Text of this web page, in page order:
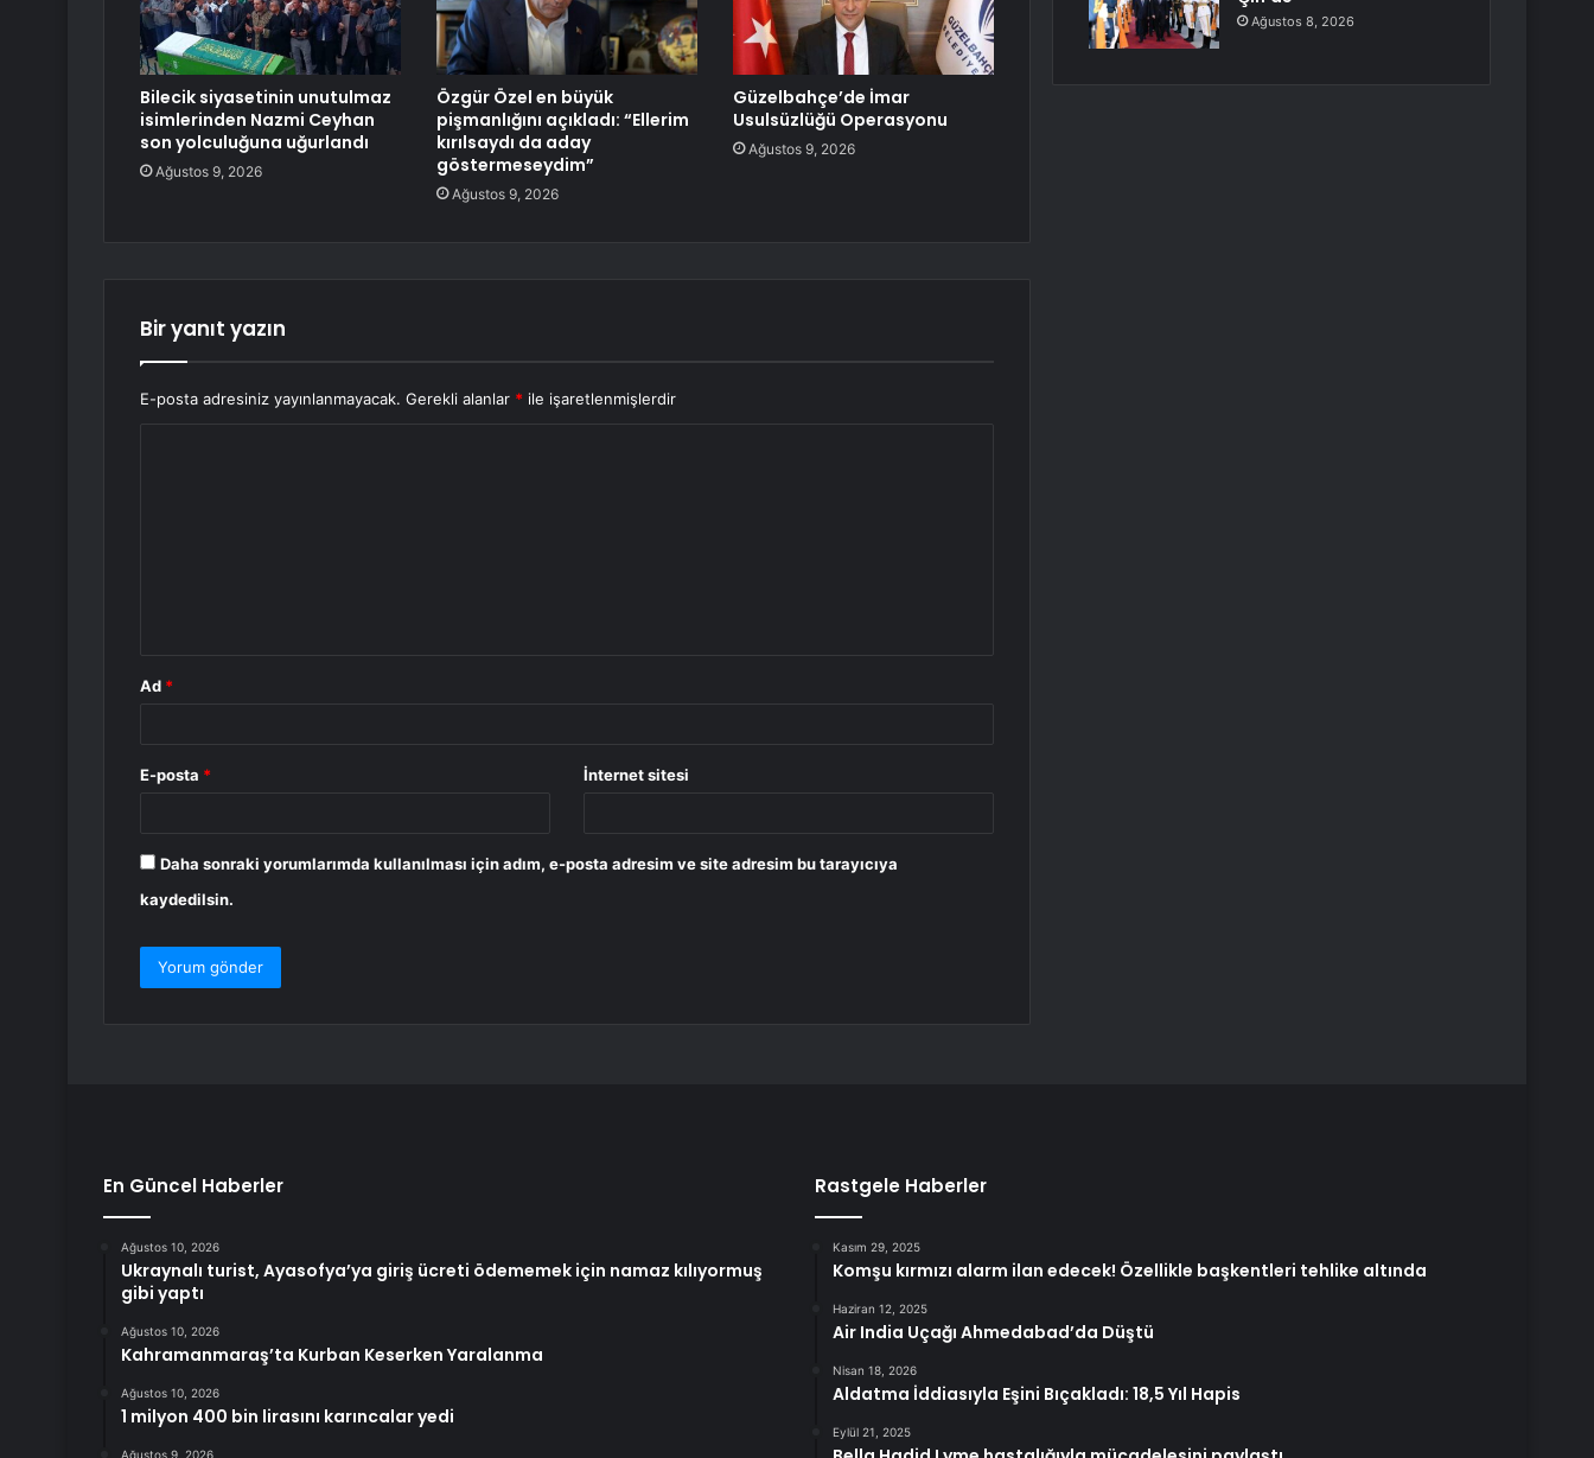
Bilecik siyasetinin unutulmaz
isimlerinden Nazmi Ceyhan
son yolculuğuna uğurlandı
Ağustos 9, 2026
Özgür Özel en büyük
pişmanlığını açıkladı: “Ellerim
kırılsaydı da aday
göstermeseydim”
Ağustos 9, 2026
Güzelbahçe’de İmar
Usulsüzlüğü Operasyonu
Ağustos 9, 2026
Bir yanıt yazın
E-posta adresiniz yayınlanmayacak. Gerekli alanlar * ile işaretlenmişlerdir
Ad *
E-posta * İnternet sitesi
Daha sonraki yorumlarımda kullanılması için adım, e-posta adresim ve site adresim bu tarayıcıya
kaydedilsin.
Ağustos 8, 2026
En Güncel Haberler
Ağustos 10, 2026
Ukraynalı turist, Ayasofya’ya giriş ücreti ödememek için namaz kılıyormuş
gibi yaptı
Ağustos 10, 2026
Kahramanmaraş’ta Kurban Keserken Yaralanma
Ağustos 10, 2026
1 milyon 400 bin lirasını karıncalar yedi
Ağustos 9, 2026
Rastgele Haberler
Kasım 29, 2025
Komşu kırmızı alarm ilan edecek! Özellikle başkentleri tehlike altında
Haziran 12, 2025
Air India Uçağı Ahmedabad’da Düştü
Nisan 18, 2026
Aldatma İddiasıyla Eşini Bıçakladı: 18,5 Yıl Hapis
Eylül 21, 2025